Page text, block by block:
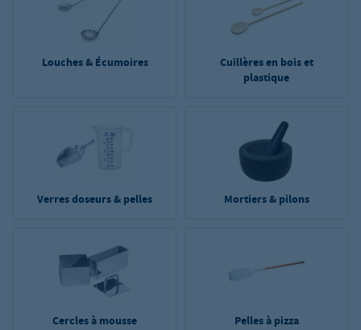
Louches & Écumoires
Cuillères en bois et
plastique
Verres doseurs & pelles Mortiers & pilons
Cercles à mousse Pelles à pizza